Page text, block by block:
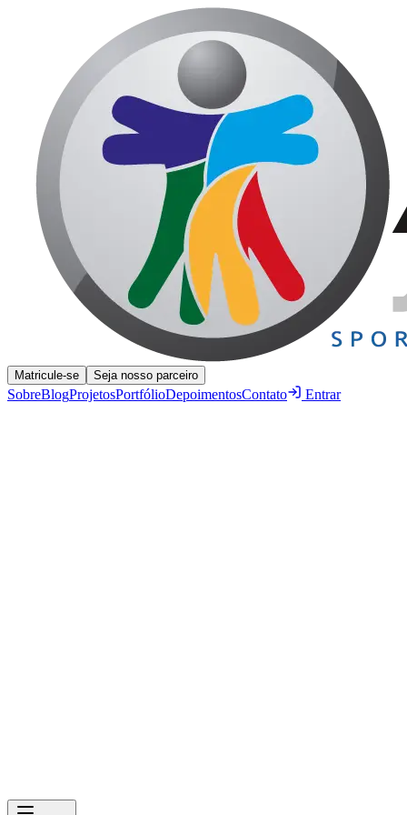
Matricule-se Seja nosso parceiro
SobreBlogProjetosPortfólioDepoimentosContato Entrar